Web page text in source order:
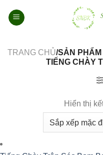
qua
TRANG CHỦ/SẢN
TIẾNG CHÀY
Hiển thị